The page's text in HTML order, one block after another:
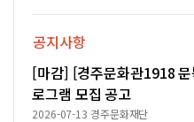
공지사항
[마감] [경주문화관1918
로그램 모집 공고
2026-07-13 경주문화재단